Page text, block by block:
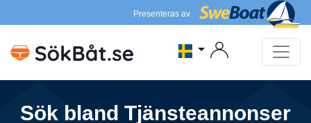
Presenteras av
Sök bland Tjänsteannonser